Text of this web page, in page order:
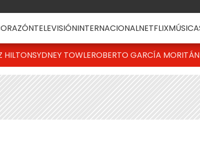
TELEVISIÓNINTERNACIONALNETFLIXMÚSICA
HILTONSYDNEY TOWLEROBERTO GARCÍA MORITÁN